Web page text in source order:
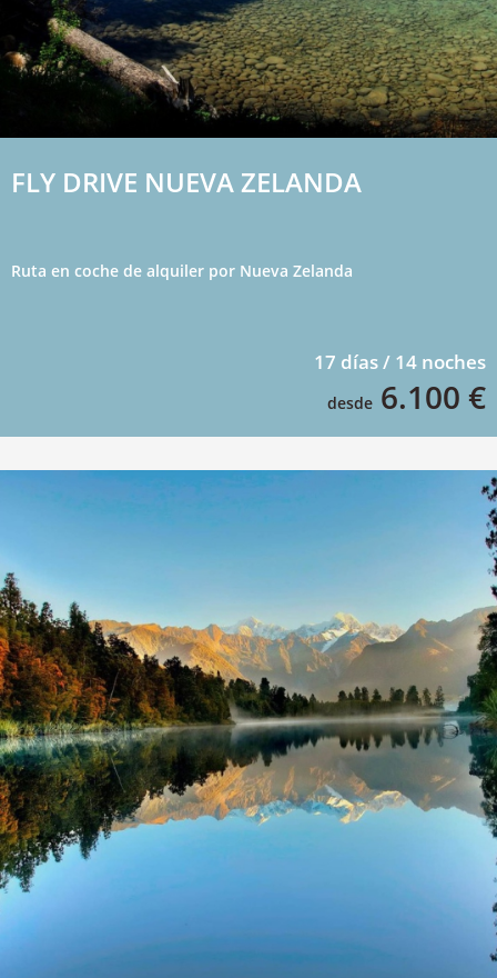
FLY DRIVE NUEVA ZELANDA
Ruta en coche de alquiler por Nueva Zelanda
17 días / 14 noches
desde 6.100 €